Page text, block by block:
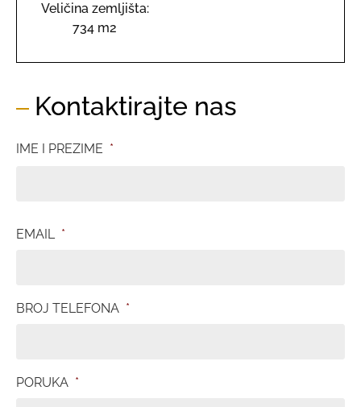
Veličina zemljišta:
734 m2
Kontaktirajte nas
IME I PREZIME *
EMAIL *
BROJ TELEFONA *
PORUKA *